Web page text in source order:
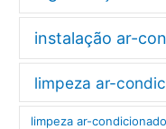
instalação ar-
limpeza ar-
limpeza ar-